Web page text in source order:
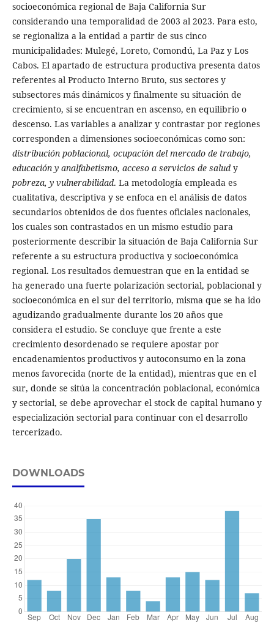
socioeconómica regional de Baja California Sur
considerando una temporalidad de 2003 al 2023. Para esto,
se regionaliza a la entidad a partir de sus cinco
municipalidades: Mulegé, Loreto, Comondú, La Paz y Los
Cabos. El apartado de estructura productiva presenta datos
referentes al Producto Interno Bruto, sus sectores y
subsectores más dinámicos y finalmente su situación de
crecimiento, si se encuentran en ascenso, en equilibrio o
descenso. Las variables a analizar y contrastar por regiones
corresponden a dimensiones socioeconómicas como son:
distribución poblacional, ocupación del mercado de trabajo,
educación y analfabetismo, acceso a servicios de salud y
pobreza, y vulnerabilidad. La metodología empleada es
cualitativa, descriptiva y se enfoca en el análisis de datos
secundarios obtenidos de dos fuentes oficiales nacionales,
los cuales son contrastados en un mismo estudio para
posteriormente describir la situación de Baja California Sur
referente a su estructura productiva y socioeconómica
regional. Los resultados demuestran que en la entidad se
ha generado una fuerte polarización sectorial, poblacional y
socioeconómica en el sur del territorio, misma que se ha ido
agudizando gradualmente durante los 20 años que
considera el estudio. Se concluye que frente a este
crecimiento desordenado se requiere apostar por
encadenamientos productivos y autoconsumo en la zona
menos favorecida (norte de la entidad), mientras que en el
sur, donde se sitúa la concentración poblacional, económica
y sectorial, se debe aprovechar el stock de capital humano y
especialización sectorial para continuar con el desarrollo
tercerizado.
DOWNLOADS